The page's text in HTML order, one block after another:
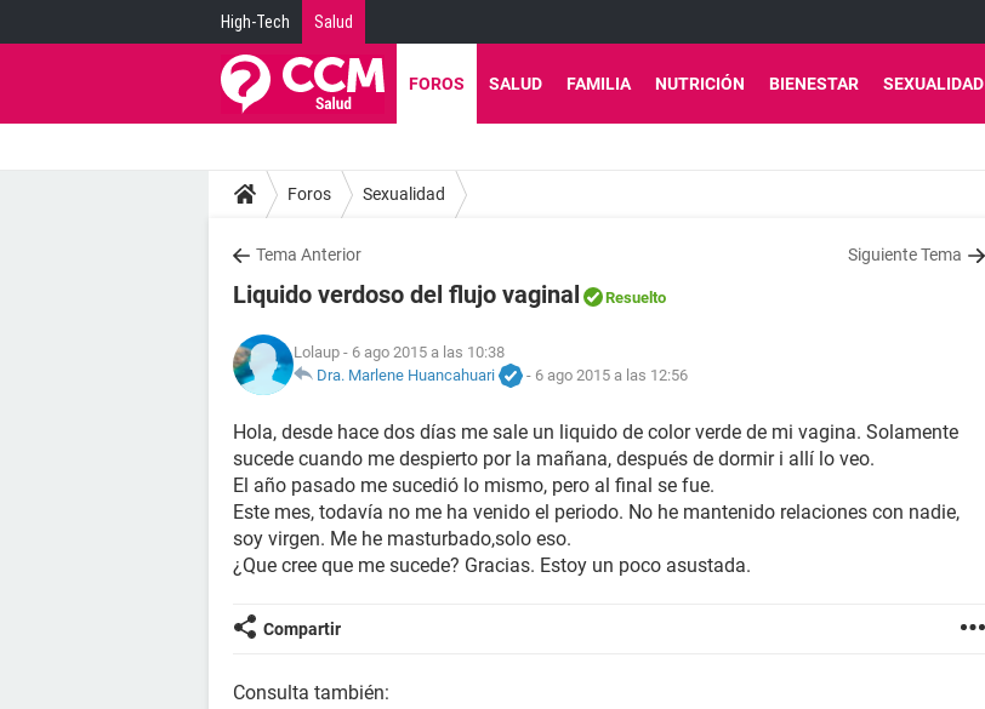
High-Tech Salud
FOROS SALUD FAMILIA NUTRICIÓN BIENESTAR SEXUALIDAD
Foros Sexualidad
Tema Anterior Siguiente Tema
Liquido verdoso del flujo vaginal Resuelto
Lolaup - 6 ago 2015 a las 10:38
Dra. Marlene Huancahuari
- 6 ago 2015 a las 12:56
Hola, desde hace dos días me sale un liquido de color verde de mi vagina. Solamente
sucede cuando me despierto por la mañana, después de dormir i allí lo veo.
El año pasado me sucedió lo mismo, pero al final se fue.
Este mes, todavía no me ha venido el periodo. No he mantenido relaciones con nadie,
soy virgen. Me he masturbado,solo eso.
¿Que cree que me sucede? Gracias. Estoy un poco asustada.
Compartir
Consulta también: